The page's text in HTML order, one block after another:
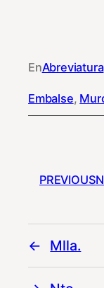
EnAbreviatura
Embalse,
PREVIOUS
Mlla.